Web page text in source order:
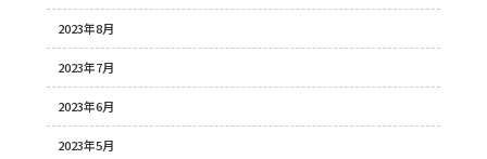
2023年8月
2023年7月
2023年6月
2023年5月